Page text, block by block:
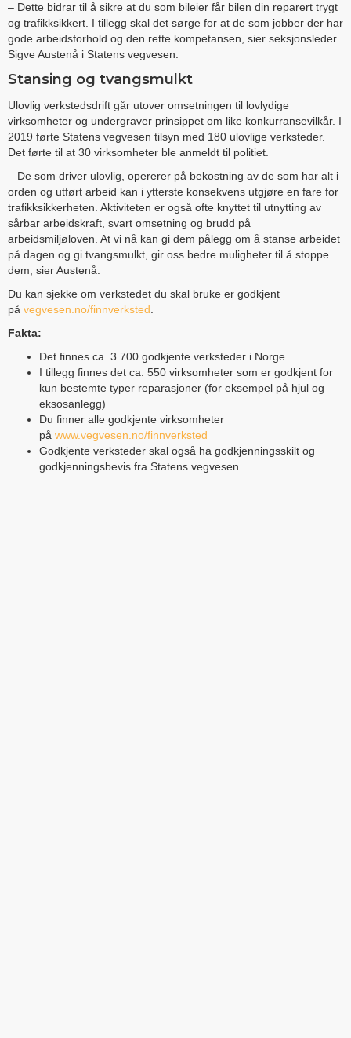
– Dette bidrar til å sikre at du som bileier får bilen din reparert trygt
og trafikksikkert. I tillegg skal det sørge for at de som jobber der har
gode arbeidsforhold og den rette kompetansen, sier seksjonsleder
Sigve Austenå i Statens vegvesen.
Stansing og tvangsmulkt
Ulovlig verkstedsdrift går utover omsetningen til lovlydige
virksomheter og undergraver prinsippet om like konkurransevilkår. I
2019 førte Statens vegvesen tilsyn med 180 ulovlige verksteder.
Det førte til at 30 virksomheter ble anmeldt til politiet.
– De som driver ulovlig, opererer på bekostning av de som har alt i
orden og utført arbeid kan i ytterste konsekvens utgjøre en fare for
trafikksikkerheten. Aktiviteten er også ofte knyttet til utnytting av
sårbar arbeidskraft, svart omsetning og brudd på
arbeidsmiljøloven. At vi nå kan gi dem pålegg om å stanse arbeidet
på dagen og gi tvangsmulkt, gir oss bedre muligheter til å stoppe
dem, sier Austenå.
Du kan sjekke om verkstedet du skal bruke er godkjent
på vegvesen.no/finnverksted
Fakta:
Det finnes ca. 3 700 godkjente verksteder i Norge
I tillegg finnes det ca. 550 virksomheter som er godkjent for
kun bestemte typer reparasjoner (for eksempel på hjul og
eksosanlegg)
Du finner alle godkjente virksomheter
på www.vegvesen.no/finnverksted
Godkjente verksteder skal også ha godkjenningsskilt og
godkjenningsbevis fra Statens vegvesen